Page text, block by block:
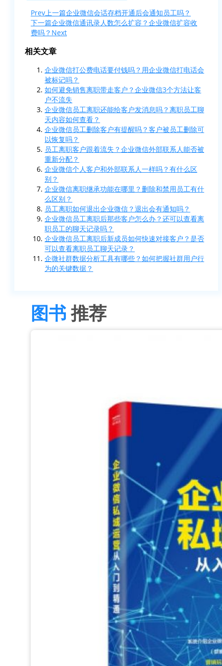
Prev上一篇企业微信会话存档开通后会通知员工吗？
下一篇企业微信通讯录人数怎么扩容？企业微信扩容收
费吗？ Next
相关文章
企业微信打公费电话要付钱吗？用企业微信打电话会
被标记吗？
如何避免销售离职带走客户？企业微信3个方法让客
户不流失
企业微信员工离职还能给客户发消息吗？离职员工聊
天内容如何查看？
企业微信员工删除客户有提醒吗？客户被员工删除可
以恢复吗？
员工离职客户跟着流失？企业微信外部联系人能否被
重新分配？
企业微信个人客户和外部联系人一样吗？有什么区
别？
企业微信离职继承功能在哪里？删除和禁用员工有什
么区别？
员工离职如何退出企业微信？退出会有通知吗？
企业微信员工离职后那些客户怎么办？还可以查看离
职员工的聊天记录吗？
企业微信员工离职后新成员如何快速对接客户？是否
可以查看离职员工聊天记录？
企微社群数据分析工具有哪些？如何把握社群用户行
为的关键数据？
图书推荐